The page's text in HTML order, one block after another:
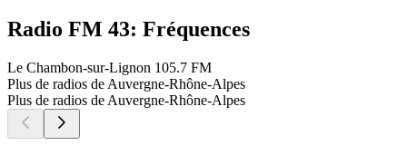
Radio FM 43: Fréquences
Le Chambon-sur-Lignon 105.7 FM
Plus de radios de Auvergne-Rhône-Alpes
Plus de radios de Auvergne-Rhône-Alpes